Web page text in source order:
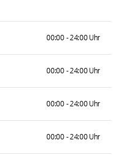
00:00 - 24:00 Uhr
00:00 - 24:00 Uhr
00:00 - 24:00 Uhr
00:00 - 24:00 Uhr